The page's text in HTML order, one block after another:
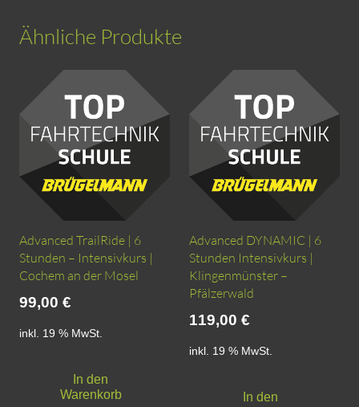
Menge
Ähnliche Produkte
Advanced TrailRide | 6
Stunden – Intensivkurs |
Cochem an der Mosel
99,00 €
inkl. 19 % MwSt.
In den
Warenkorb
Advanced DYNAMIC | 6
Stunden Intensivkurs |
Klingenmünster –
Pfälzerwald
119,00 €
inkl. 19 % MwSt.
In den